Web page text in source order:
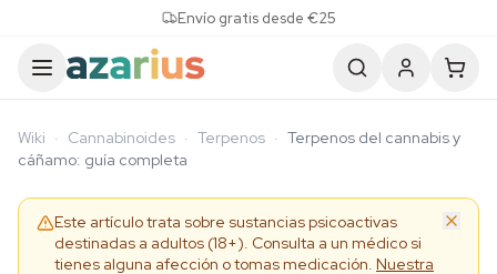
Envío gratis desde €25
Wiki · Cannabinoides · Terpenos · Terpenos del cannabis y
cáñamo: guía completa
Este artículo trata sobre sustancias psicoactivas
destinadas a adultos (18+). Consulta a un médico si
tienes alguna afección o tomas medicación. Nuestra